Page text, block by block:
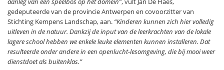
gedeputeerde van de provincie Antwerpen en covoorzitter van
Stichting Kempens Landschap, aan. “Kinderen kunnen zich hier volledig
uitleven in de natuur. Dankzij de input van de leerkrachten van de lokale
lagere school hebben we enkele leuke elementen kunnen installeren. Dat
resulteerde onder andere in een openlucht-lesomgeving, die bij mooi weer
dienstdoet als buitenklas.”